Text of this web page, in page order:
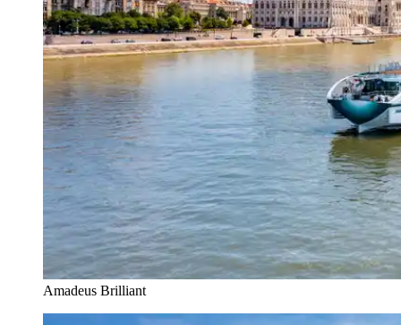
Amadeus Brilliant